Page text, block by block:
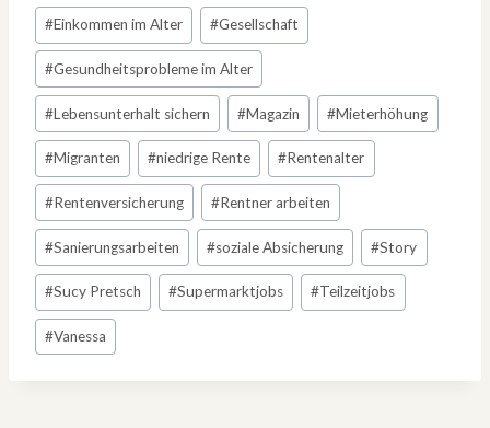
#Einkommen im Alter #Gesellschaft
#Gesundheitsprobleme im Alter
#Lebensunterhalt sichern #Magazin #Mieterhöhung
#Migranten #niedrige Rente #Rentenalter
#Rentenversicherung #Rentner arbeiten
#Sanierungsarbeiten #soziale Absicherung #Story
#Sucy Pretsch #Supermarktjobs #Teilzeitjobs
#Vanessa